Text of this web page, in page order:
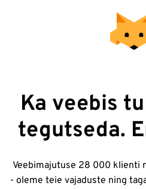
Ka veebis
tegutseda.
Veebimajutuse 28 000 klienti
- oleme teie vajaduste ning